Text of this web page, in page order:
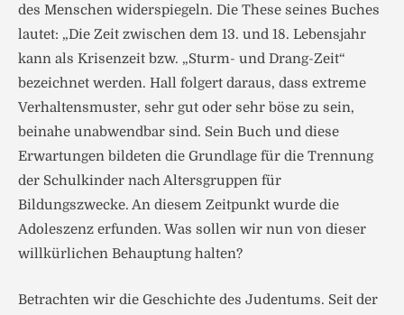
des Menschen widerspiegeln. Die These seines Buches
lautet: „Die Zeit zwischen dem 13. und 18. Lebensjahr
kann als Krisenzeit bzw. „Sturm- und Drang-Zeit“
bezeichnet werden. Hall folgert daraus, dass extreme
Verhaltensmuster, sehr gut oder sehr böse zu sein,
beinahe unabwendbar sind. Sein Buch und diese
Erwartungen bildeten die Grundlage für die Trennung
der Schulkinder nach Altersgruppen für
Bildungszwecke. An diesem Zeitpunkt wurde die
Adoleszenz erfunden. Was sollen wir nun von dieser
willkürlichen Behauptung halten?
Betrachten wir die Geschichte des Judentums. Seit der